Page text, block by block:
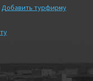
Добавить турфирму